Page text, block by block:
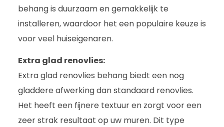
behang is duurzaam en gemakkelijk te
installeren, waardoor het een populaire keuze is
voor veel huiseigenaren.
Extra glad renovlies:
Extra glad renovlies behang biedt een nog
gladdere afwerking dan standaard renovlies.
Het heeft een fijnere textuur en zorgt voor een
zeer strak resultaat op uw muren. Dit type